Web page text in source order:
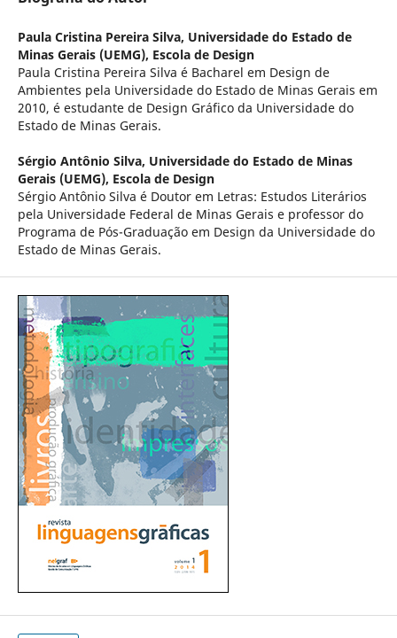
Paula Cristina Pereira Silva, Universidade do Estado de
Minas Gerais (UEMG), Escola de Design
Paula Cristina Pereira Silva é Bacharel em Design de
Ambientes pela Universidade do Estado de Minas Gerais em
2010, é estudante de Design Gráfico da Universidade do
Estado de Minas Gerais.
Sérgio Antônio Silva, Universidade do Estado de Minas
Gerais (UEMG), Escola de Design
Sérgio Antônio Silva é Doutor em Letras: Estudos Literários
pela Universidade Federal de Minas Gerais e professor do
Programa de Pós-Graduação em Design da Universidade do
Estado de Minas Gerais.